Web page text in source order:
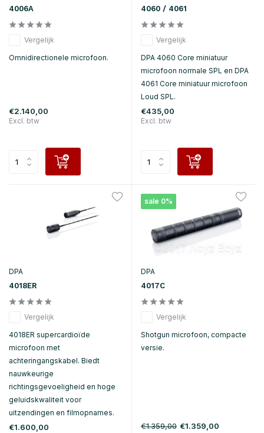
4006A
Vergelijk
Omnidirectionele microfoon.
€2.140,00
Excl. btw
4060 / 4061
Vergelijk
DPA 4060 Core miniatuur
microfoon normale SPL en DPA
4061 Core miniatuur microfoon
Loud SPL.
€435,00
Excl. btw
DPA
4018ER
Vergelijk
4018ER supercardioïde
microfoon met
achteringangskabel. Biedt
nauwkeurige
richtingsgevoeligheid en hoge
geluidskwaliteit voor
uitzendingen en filmopnames.
€1.600,00
sale 0%
DPA
4017C
Vergelijk
Shotgun microfoon, compacte
versie.
€1.359,00 €1.359,00